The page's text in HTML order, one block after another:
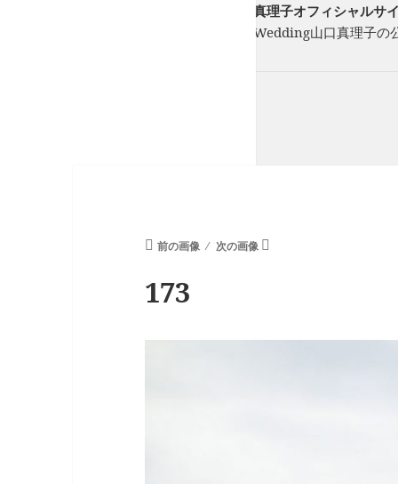
フリーランスウエディングプランナー山口真理子オフィシャル
フリーのウエディングプランナーStory of Wedding山口真理子
前の画像 次の画像
173